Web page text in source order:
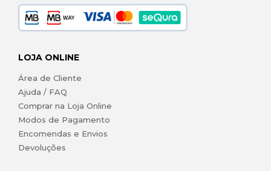
LOJA ONLINE
Área de Cliente
Ajuda / FAQ
Comprar na Loja Online
Modos de Pagamento
Encomendas e Envios
Devoluções